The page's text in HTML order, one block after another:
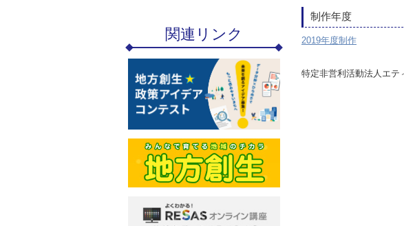
関連リンク
制作年度
2019年度制作
特定非営利活動法人エテ